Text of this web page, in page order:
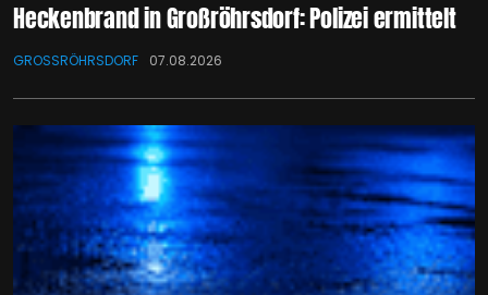
Heckenbrand in Großröhrsdorf: Polizei ermittelt
GROSSRÖHRSDORF 07.08.2026